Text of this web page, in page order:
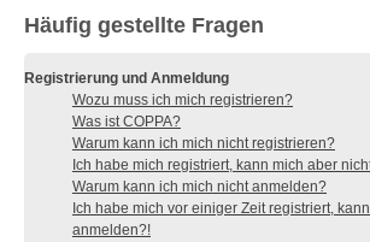
Häufig gestellte Fragen
Registrierung und Anmeldung
Wozu muss ich mich registrieren?
Was ist COPPA?
Warum kann ich mich nicht registrieren?
Ich habe mich registriert, kann mich aber
Warum kann ich mich nicht anmelden?
Ich habe mich vor einiger Zeit registriert,
anmelden?!